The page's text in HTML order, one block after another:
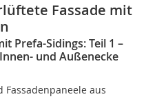
­Fassade mit
Prefa-Sidings: Teil 1 –
und Außenecke
Fassadenpaneele aus